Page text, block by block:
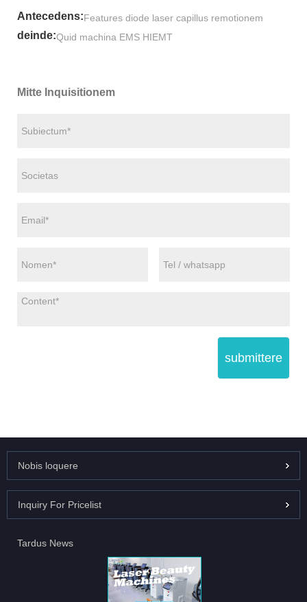
Antecedens:Features diode laser capillus remotionem
deinde:Quid machina EMS HIEMT
Mitte Inquisitionem
submittere
Nobis loquere
Inquiry For Pricelist
Tardus News